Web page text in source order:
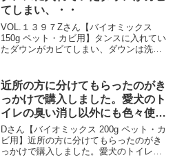
のゲージから離し...
てしまい、・・
VOL.１３９７Zさん【バイオミックス
150g ペット・カビ用】タンスに入れてい
たダウンがカビてしまい、ダウンは洗っ
ビ臭が。この商品をネットで見つけてす
ぐ頼みました。...
近所の方に分けてもらったのがき
っかけで購入しました。愛犬のト
イレの臭い消し以外にも色々使え
るので・・
Dさん【バイオミックス 200g ペット・カ
ビ用】近所の方に分けてもらったのがき
っかけで購入しました。愛犬のトイレの